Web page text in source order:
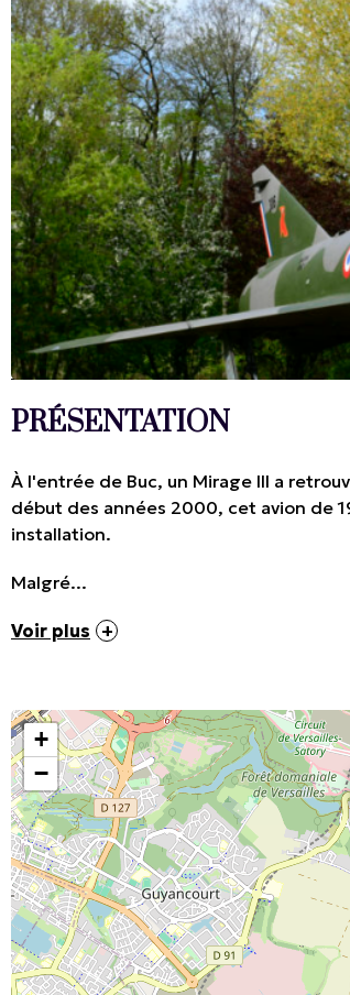
PRÉSENTATION
À l'entrée de Buc, un Mirage III a
début des années 2000, cet avion de
installation.
Malgré...
Voir plus
+
−